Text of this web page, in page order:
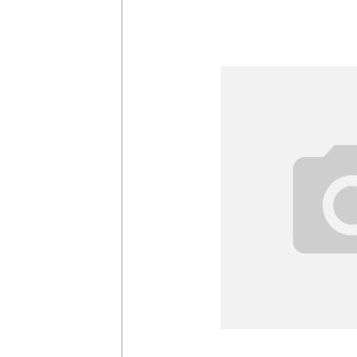
Клиентам
Застройщикам
Снабженцам и